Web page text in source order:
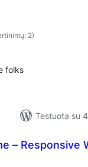
2)
folks
Testuota su
– Responsive